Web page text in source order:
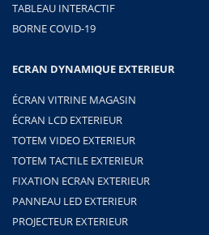
TABLEAU INTERACTIF
BORNE COVID-19
ECRAN DYNAMIQUE EXTERIEUR
ÉCRAN VITRINE MAGASIN
ÉCRAN LCD EXTERIEUR
TOTEM VIDEO EXTERIEUR
TOTEM TACTILE EXTERIEUR
FIXATION ECRAN EXTERIEUR
PANNEAU LED EXTERIEUR
PROJECTEUR EXTERIEUR